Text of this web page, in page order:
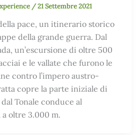
/21 Settembre 2021
pace, un itinerario storico
della grande guerra. Dal
un’escursione di oltre 500
e le vallate che furono le
contro l’impero austro-
copre la parte iniziale di
Tonale conduce al
oltre 3.000 m.